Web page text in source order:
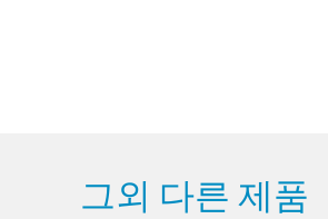
그외 다른 제품